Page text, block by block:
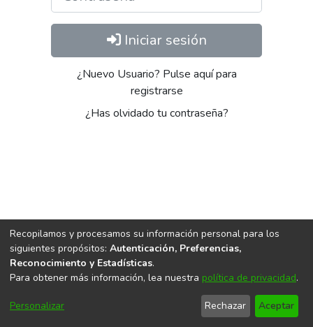
Iniciar sesión
¿Nuevo Usuario? Pulse aquí para
registrarse
¿Has olvidado tu contraseña?
Software DSpace copyright © 2002-2026
de cookies
Accessibility
Acuerdo
de
usuario
final
Enviar
Sugerencias
Recopilamos y procesamos su información personal para los
siguientes propósitos: Autenticación, Preferencias,
Reconocimiento y Estadísticas.
Para obtener más información, lea nuestra política de privacidad.
Personalizar Rechazar Aceptar